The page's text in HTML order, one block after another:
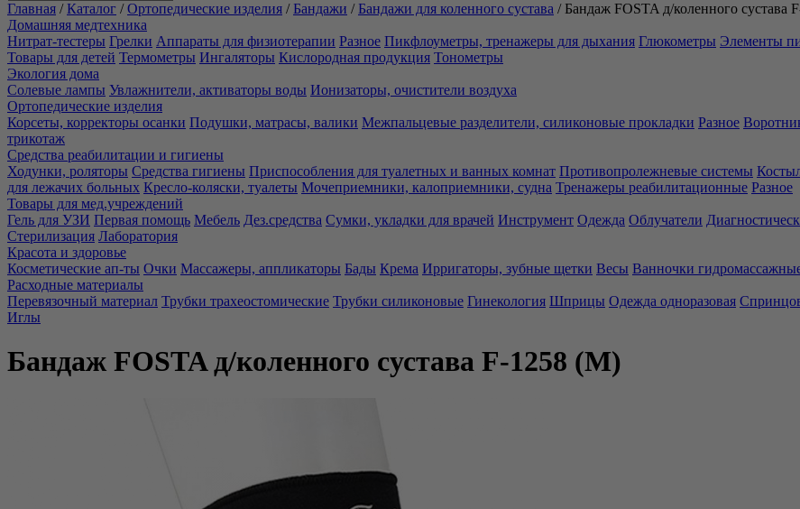
Главная /Каталог /Ортопедические изделия / Бандажи / Бандажи для коленного сустава / Бандаж FOSTA д/коленного сустава
Домашняя медтехника
Нитрат-тестеры Грелки Аппараты для физиотерапии Разное Пикфлоуметры, тренажеры для дыхания Глюкометры Элементы
Товары для детей Термометры Ингаляторы Кислородная продукция Тонометры
Экология дома
Солевые лампы Увлажнители, активаторы воды Ионизаторы, очистители воздуха
Ортопедические изделия
Корсеты, корректоры осанки Подушки, матрасы, валики Межпальцевые разделители, силиконовые прокладки Разное
трикотаж
Средства реабилитации и гигиены
Ходунки, роляторы Средства гигиены Приспособления для туалетных и ванных комнат Противопролежневые системы
для лежачих больных Кресло-коляски, туалеты Мочеприемники, калоприемники, судна Тренажеры реабилитационные Разное
Товары для мед.учреждений
Гель для УЗИ Первая помощь Мебель Дез.средства Сумки, укладки для врачей Инструмент Одежда Облучатели
Стерилизация Лаборатория
Красота и здоровье
Косметические ап-ты Очки Массажеры, аппликаторы Бады Крема Ирригаторы, зубные щетки Весы Ванночки
Расходные материалы
Перевязочный материал Трубки трахеостомические Трубки силиконовые Гинекология Шприцы Одежда одноразовая
Иглы
Бандаж FOSTA д/коленного сустава F-1258 (M)